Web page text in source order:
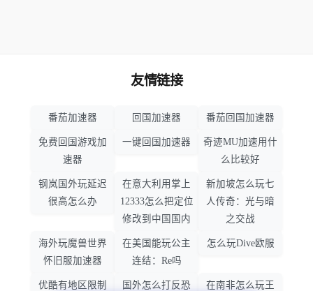
友情链接
番茄加速器 回国加速器 番茄回国加速器
免费回国游戏加
速器
一键回国加速器
奇迹MU加速用什
么比较好
钢岚国外玩延迟
很高怎么办
在意大利用掌上
12333怎么把定位
修改到中国国内
新加坡怎么玩七
人传奇：光与暗
之交战
海外玩魔兽世界
怀旧服加速器
在美国能玩公主
连结：Re吗
怎么玩Dive欧服
优酷有地区限制 国外怎么打反恐 在南非怎么玩王